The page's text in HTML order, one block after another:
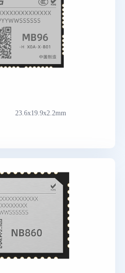
23.6x19.9x2.2mm